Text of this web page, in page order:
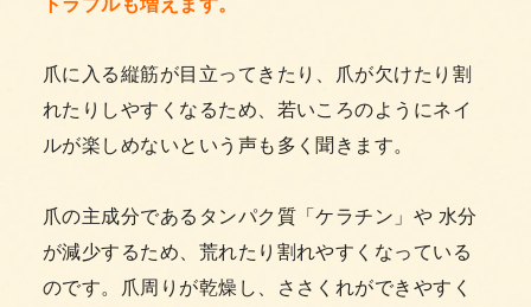
爪に入る縦筋が目立ってきたり、爪が欠けたり割
れたりしやすくなるため、若いころのようにネイ
ルが楽しめないという声も多く聞きます。
爪の主成分であるタンパク質「ケラチン」や 水分
が減少するため、荒れたり割れやすくなっている
のです。爪周りが乾燥し、ささくれができやすく